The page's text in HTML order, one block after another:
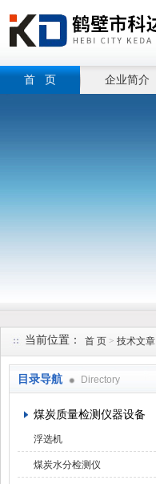
首 页 企业简介
当前位置： 首 页 > 技术文章
目录导航 Directory
煤炭质量检测仪器设备
浮选机
煤炭水分检测仪